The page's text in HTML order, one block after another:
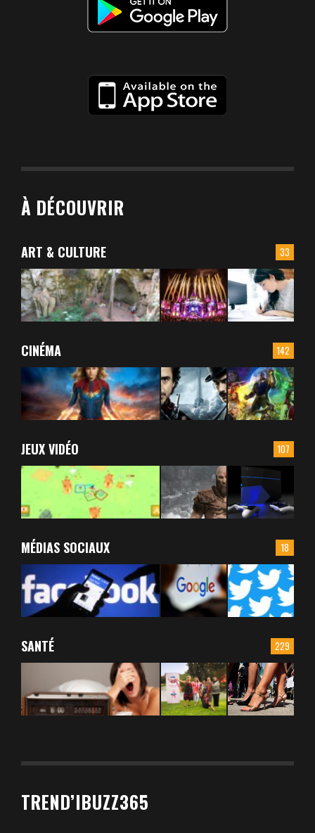
À DÉCOUVRIR
33
ART & CULTURE
142
CINÉMA
107
JEUX VIDÉO
18
MÉDIAS SOCIAUX
229
SANTÉ
TREND’IBUZZ365